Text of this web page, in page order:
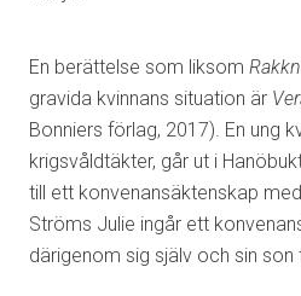
En berättelse som liksom
gravida kvinnans situation är
Bonniers förlag, 2017). En ung
krigsvåldtäkter, går ut i
till ett konvenansäktenskap
Ströms Julie ingår ett
därigenom sig själv och sin son